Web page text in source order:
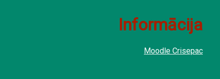
Informācija
Moodle Crisepac